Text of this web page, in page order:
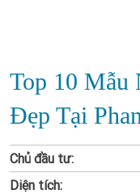
Top 10 Mẫu
Đẹp Tại
Chủ đầu tư:
Diện tích: